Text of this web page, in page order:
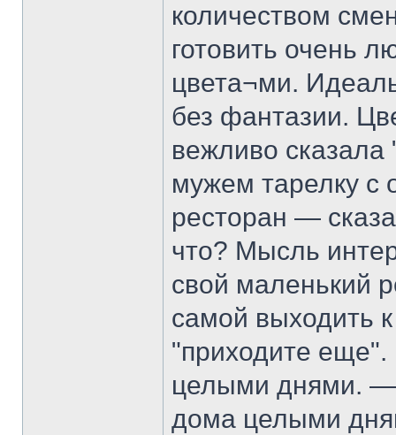
количеством
готовить очень
цвета¬ми.
без фантазии.
вежливо сказала
мужем тарелку с
ресторан —
что? Мысль
свой маленький
самой выходить
"приходите еще".
целыми днями. —
дома целыми